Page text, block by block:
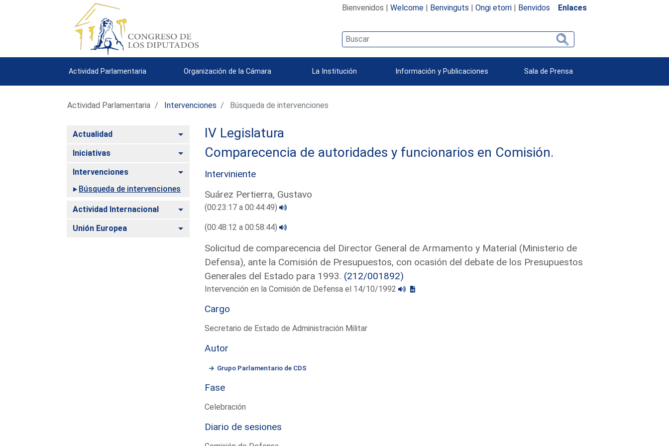
Bienvenidos | Welcome| Benvinguts | Ongi etorri| Benvidos Enlaces
Actividad Parlamentaria Organización de la Cámara La Institución Información y Publicaciones Sala de Prensa
Actividad Parlamentaria Intervenciones Búsqueda de intervenciones
Actualidad Alternar
Iniciativas Alternar
Intervenciones
Alternar
Búsqueda de intervenciones
Actividad Internacional Alternar
Unión Europea Alternar
IV Legislatura
Comparecencia de autoridades y funcionarios en Comisión.
Interviniente
Suárez Pertierra, Gustavo
(00:23:17 a 00:44:49)
(00:48:12 a 00:58:44)
Solicitud de comparecencia del Director General de Armamento y Material (Ministerio de
Defensa), ante la Comisión de Presupuestos, con ocasión del debate de los Presupuestos
Generales del Estado para 1993. (212/001892)
Intervención en la Comisión de Defensa el 14/10/1992
Cargo
Secretario de Estado de Administración Militar
Autor
Grupo Parlamentario de CDS
Fase
Celebración
Diario de sesiones